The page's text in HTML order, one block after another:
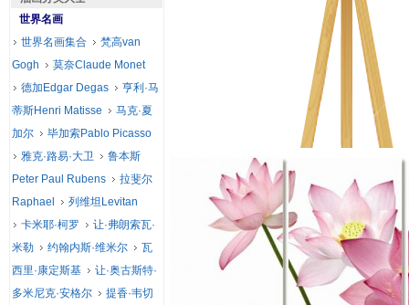
世界名画
世界名画集合
梵高van
Gogh
莫奈Claude Monet
德加Edgar Degas
亨利·马
蒂斯Henri Matisse
马克·夏
加尔
毕加索Pablo Picasso
雅克·路易·大卫
鲁本斯
Peter Paul Rubens
拉斐尔
Raphael
列维坦Levitan
卡米耶·柯罗
让·弗朗索瓦·
米勒
约翰内斯·维米尔
瓦
西里·康定斯基
让·奥古斯特·
多米尼克·安格尔
提香·韦切